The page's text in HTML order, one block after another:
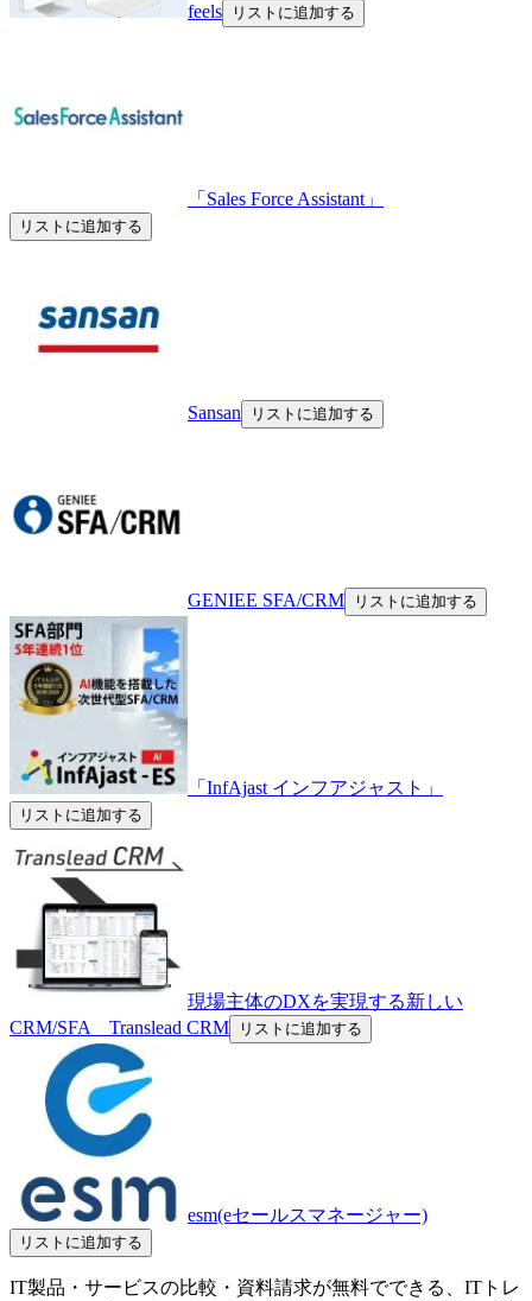
feels リストに追加する
「Sales Force Assistant」
リストに追加する
Sansan リストに追加する
GENIEE SFA/CRM リストに追加する
「InfAjast インフアジャスト」
リストに追加する
現場主体のDXを実現する新しい
CRM/SFA Translead CRM
リストに追加する
esm(eセールスマネージャー)
リストに追加する
IT製品・サービスの比較・資料請求が無料でできる、ITトレ